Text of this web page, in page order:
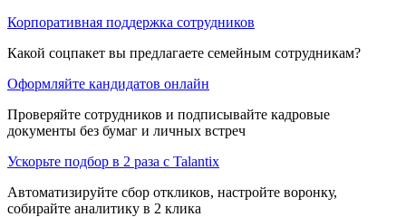
Корпоративная поддержка сотрудников
Какой соцпакет вы предлагаете семейным сотрудникам?
Оформляйте кандидатов онлайн
Проверяйте сотрудников и подписывайте кадровые
документы без бумаг и личных встреч
Ускорьте подбор в 2 раза с Talantix
Автоматизируйте сбор откликов, настройте воронку,
собирайте аналитику в 2 клика